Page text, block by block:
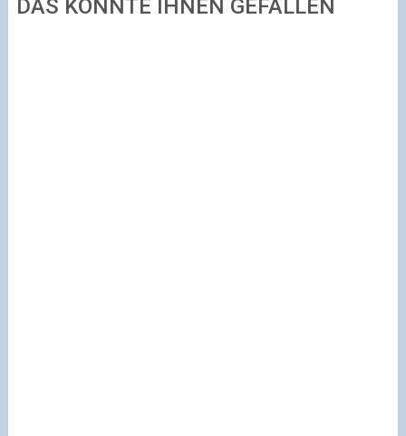
DAS KÖNNTE IHNEN GEFALLEN